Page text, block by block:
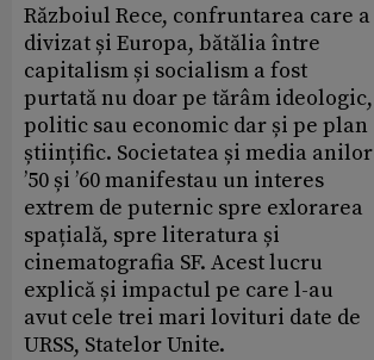
Războiul Rece, confruntarea care a
divizat și Europa, bătălia între
capitalism și socialism a fost
purtată nu doar pe tărâm ideologic,
politic sau economic dar și pe plan
științific. Societatea și media anilor
’50 și ’60 manifestau un interes
extrem de puternic spre exlorarea
spațială, spre literatura și
cinematografia SF. Acest lucru
explică și impactul pe care l-au
avut cele trei mari lovituri date de
URSS, Statelor Unite.